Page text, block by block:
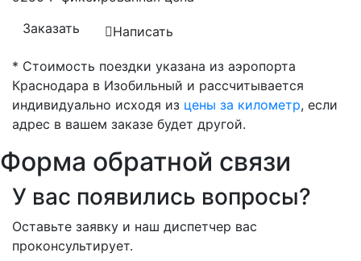
Заказать
Написать
* Стоимость поездки указана из аэропорта
Краснодара в Изобильный и рассчитывается
индивидуально исходя из цены за километр, если
адрес в вашем заказе будет другой.
Форма обратной связи
У вас появились вопросы?
Оставьте заявку и наш диспетчер вас
проконсультирует.